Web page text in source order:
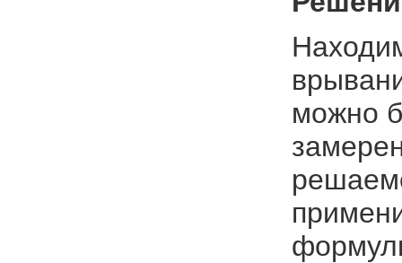
можно